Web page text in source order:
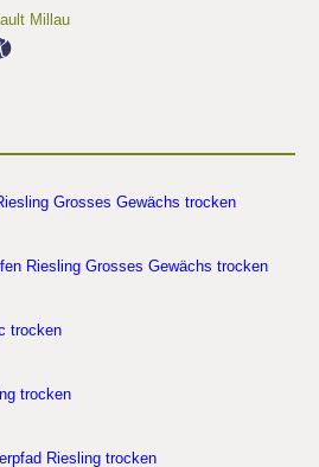
Millau
Grosses Gewächs trocken
Riesling Grosses Gewächs trocken
trocken
trocken
Riesling trocken